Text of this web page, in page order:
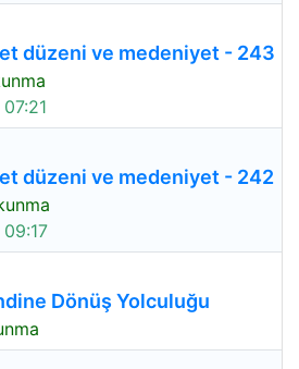
düzeni ve medeniyet - 243
düzeni ve medeniyet - 242
Dönüş Yolculuğu